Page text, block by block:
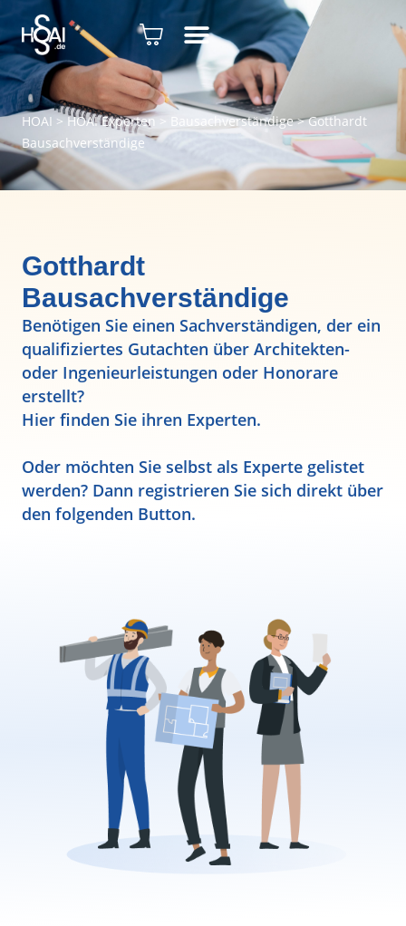
HOAI > HOAI Experten> Bausachverständige>Gotthardt
Bausachverständige
Gotthardt
Bausachverständige
Benötigen Sie einen Sachverständigen, der ein
qualifiziertes Gutachten über Architekten-
oder Ingenieurleistungen oder Honorare
erstellt?
Hier finden Sie ihren Experten.
Oder möchten Sie selbst als Experte gelistet
werden? Dann registrieren Sie sich direkt über
den folgenden Button.